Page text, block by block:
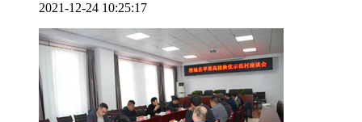
2021-12-24 10:25:17